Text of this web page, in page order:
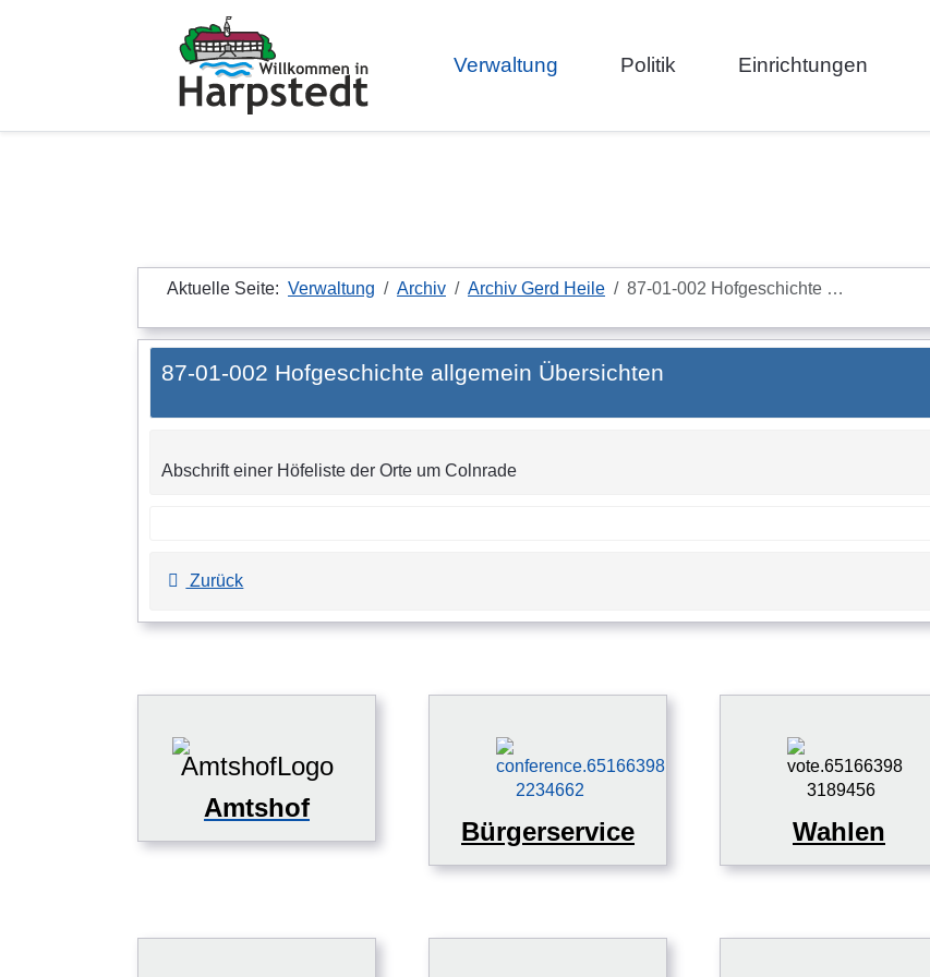
Verwaltung Politik Einrichtungen
Aktuelle Seite: Verwaltung Archiv Archiv Gerd Heile 87-01-002 Hofgeschichte …
87-01-002 Hofgeschichte allgemein Übersichten
Abschrift einer Höfeliste der Orte um Colnrade
Zurück
Amtshof
Bürgerservice
Wahlen